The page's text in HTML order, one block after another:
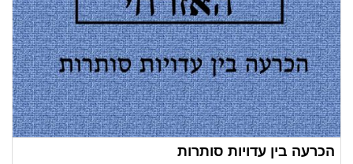
הכרעה בין עדויות סותרות